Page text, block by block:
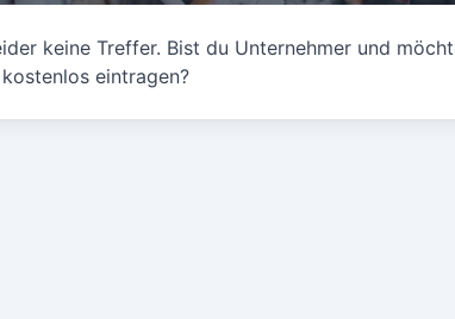
keine Treffer. Bist du Unternehmer und
kostenlos eintragen?